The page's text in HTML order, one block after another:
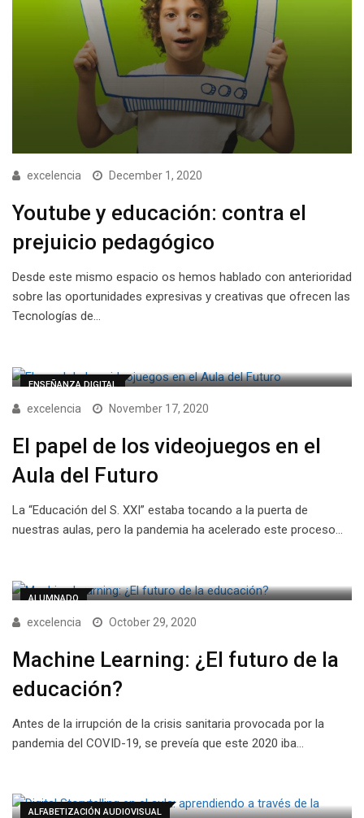
excelencia December 1, 2020
Youtube y educación: contra el
prejuicio pedagógico
Desde este mismo espacio os hemos hablado con anterioridad
sobre las oportunidades expresivas y creativas que ofrecen las
Tecnologías de…
ENSEÑANZA DIGITAL
excelencia November 17, 2020
El papel de los videojuegos en el
Aula del Futuro
La “Educación del S. XXI” estaba tocando a la puerta de
nuestras aulas, pero la pandemia ha acelerado este proceso…
ALUMNADO
excelencia October 29, 2020
Machine Learning: ¿El futuro de la
educación?
Antes de la irrupción de la crisis sanitaria provocada por la
pandemia del COVID-19, se preveía que este 2020 iba…
ALFABETIZACIÓN AUDIOVISUAL